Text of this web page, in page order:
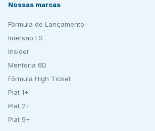
Nossas marcas
Fórmula de Lançamento
Imersão LS
Insider
Mentoria 6D
Fórmula High Ticket
Plat 1+
Plat 2+
Plat 5+